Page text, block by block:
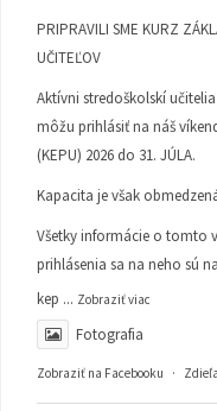
PRIPRAVILI SME KURZ
UČITEĽOV
Aktívni stredoškolskí
môžu prihlásiť na náš
(KEPU) 2026 do 31. JÚLA.
Kapacita je však
Všetky informácie o tomto
prihlásenia sa na neho sú
kep ... Zobraziť viac
Fotografia
Zobraziť na Facebooku ·